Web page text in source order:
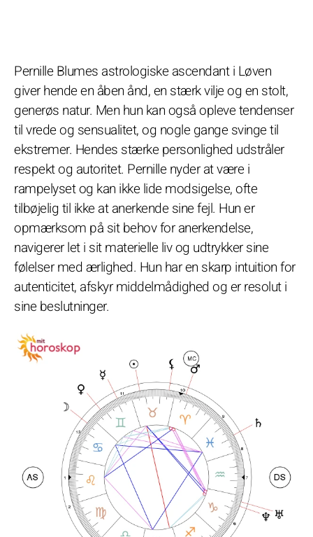
Pernille Blumes astrologiske ascendant i Løven
giver hende en åben ånd, en stærk vilje og en stolt,
generøs natur. Men hun kan også opleve tendenser
til vrede og sensualitet, og nogle gange svinge til
ekstremer. Hendes stærke personlighed udstråler
respekt og autoritet. Pernille nyder at være i
rampelyset og kan ikke lide modsigelse, ofte
tilbøjelig til ikke at anerkende sine fejl. Hun er
opmærksom på sit behov for anerkendelse,
navigerer let i sit materielle liv og udtrykker sine
følelser med ærlighed. Hun har en skarp intuition for
autenticitet, afskyr middelmådighed og er resolut i
sine beslutninger.